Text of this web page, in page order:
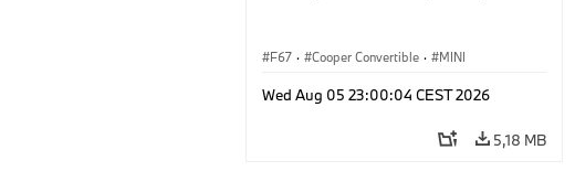
F67 · Cooper Convertible · MINI
Wed Aug 05 23:00:04 CEST 2026
5,18 MB